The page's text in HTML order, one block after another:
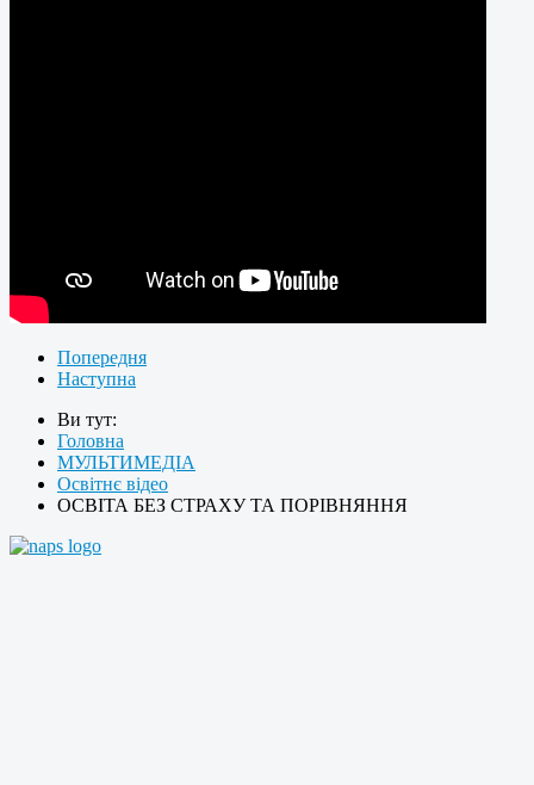
Попередня
Наступна
Ви тут:
Головна
МУЛЬТИМЕДІА
Освітнє відео
ОСВІТА БЕЗ СТРАХУ ТА ПОРІВНЯННЯ